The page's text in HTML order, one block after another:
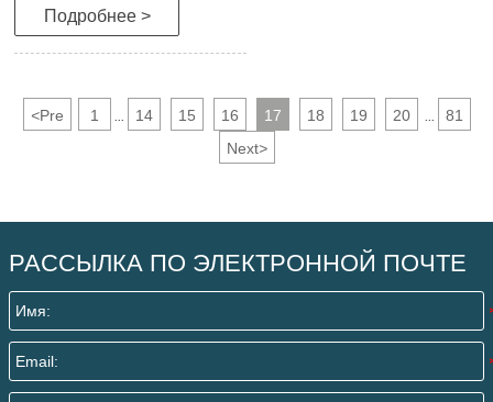
Подробнее >
<Pre 1 14 15 16 17 18 19 20
81
Next>
РАССЫЛКА ПО ЭЛЕКТРОННОЙ ПОЧТЕ